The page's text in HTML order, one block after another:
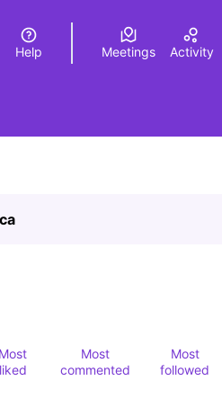
Elegir el idiomaChoose language
Help Meetings Activity
Most
liked
Most
commented
Most
followed